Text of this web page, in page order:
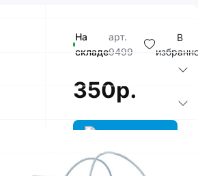
На
складе
арт.
9499
В
350р.
В корзину